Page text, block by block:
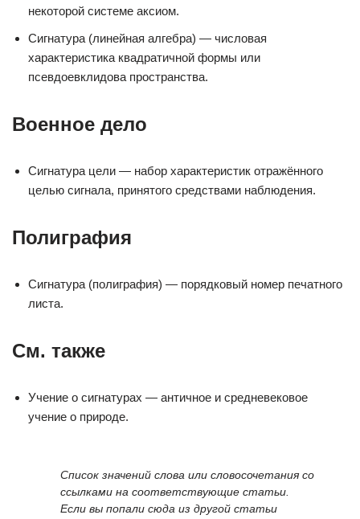
некоторой системе аксиом.
Сигнатура (линейная алгебра) — числовая
характеристика квадратичной формы или
псевдоевклидова пространства.
Военное дело
Сигнатура цели — набор характеристик отражённого
целью сигнала, принятого средствами наблюдения.
Полиграфия
Сигнатура (полиграфия) — порядковый номер печатного
листа.
См. также
Учение о сигнатурах — античное и средневековое
учение о природе.
Список значений слова или словосочетания со
ссылками на соответствующие статьи.
Если вы попали сюда из другой статьи